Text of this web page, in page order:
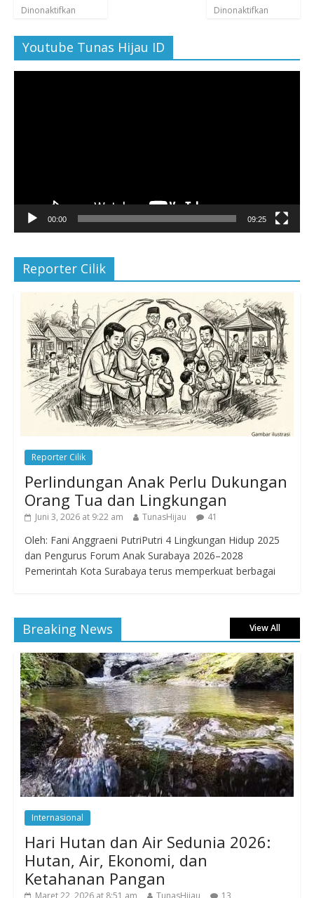
Dinonaktifkan
Dinonaktifkan
Youtube Tunas Hijau ID
00:00 09:25
Reporter Cilik
Reporter Cilik
Perlindungan Anak Perlu Dukungan
Orang Tua dan Lingkungan
Juni 3, 2026 at 9:22 am TunasHijau 41
Oleh: Fani Anggraeni PutriPutri 4 Lingkungan Hidup 2025
dan Pengurus Forum Anak Surabaya 2026–2028
Pemerintah Kota Surabaya terus memperkuat berbagai
Breaking News View All
Internasional
Hari Hutan dan Air Sedunia 2026:
Hutan, Air, Ekonomi, dan
Ketahanan Pangan